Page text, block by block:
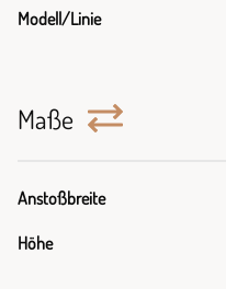
Modell/Linie
Maße
Anstoßbreite
Höhe